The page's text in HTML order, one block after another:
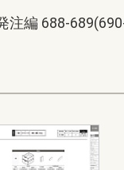
注編 688-